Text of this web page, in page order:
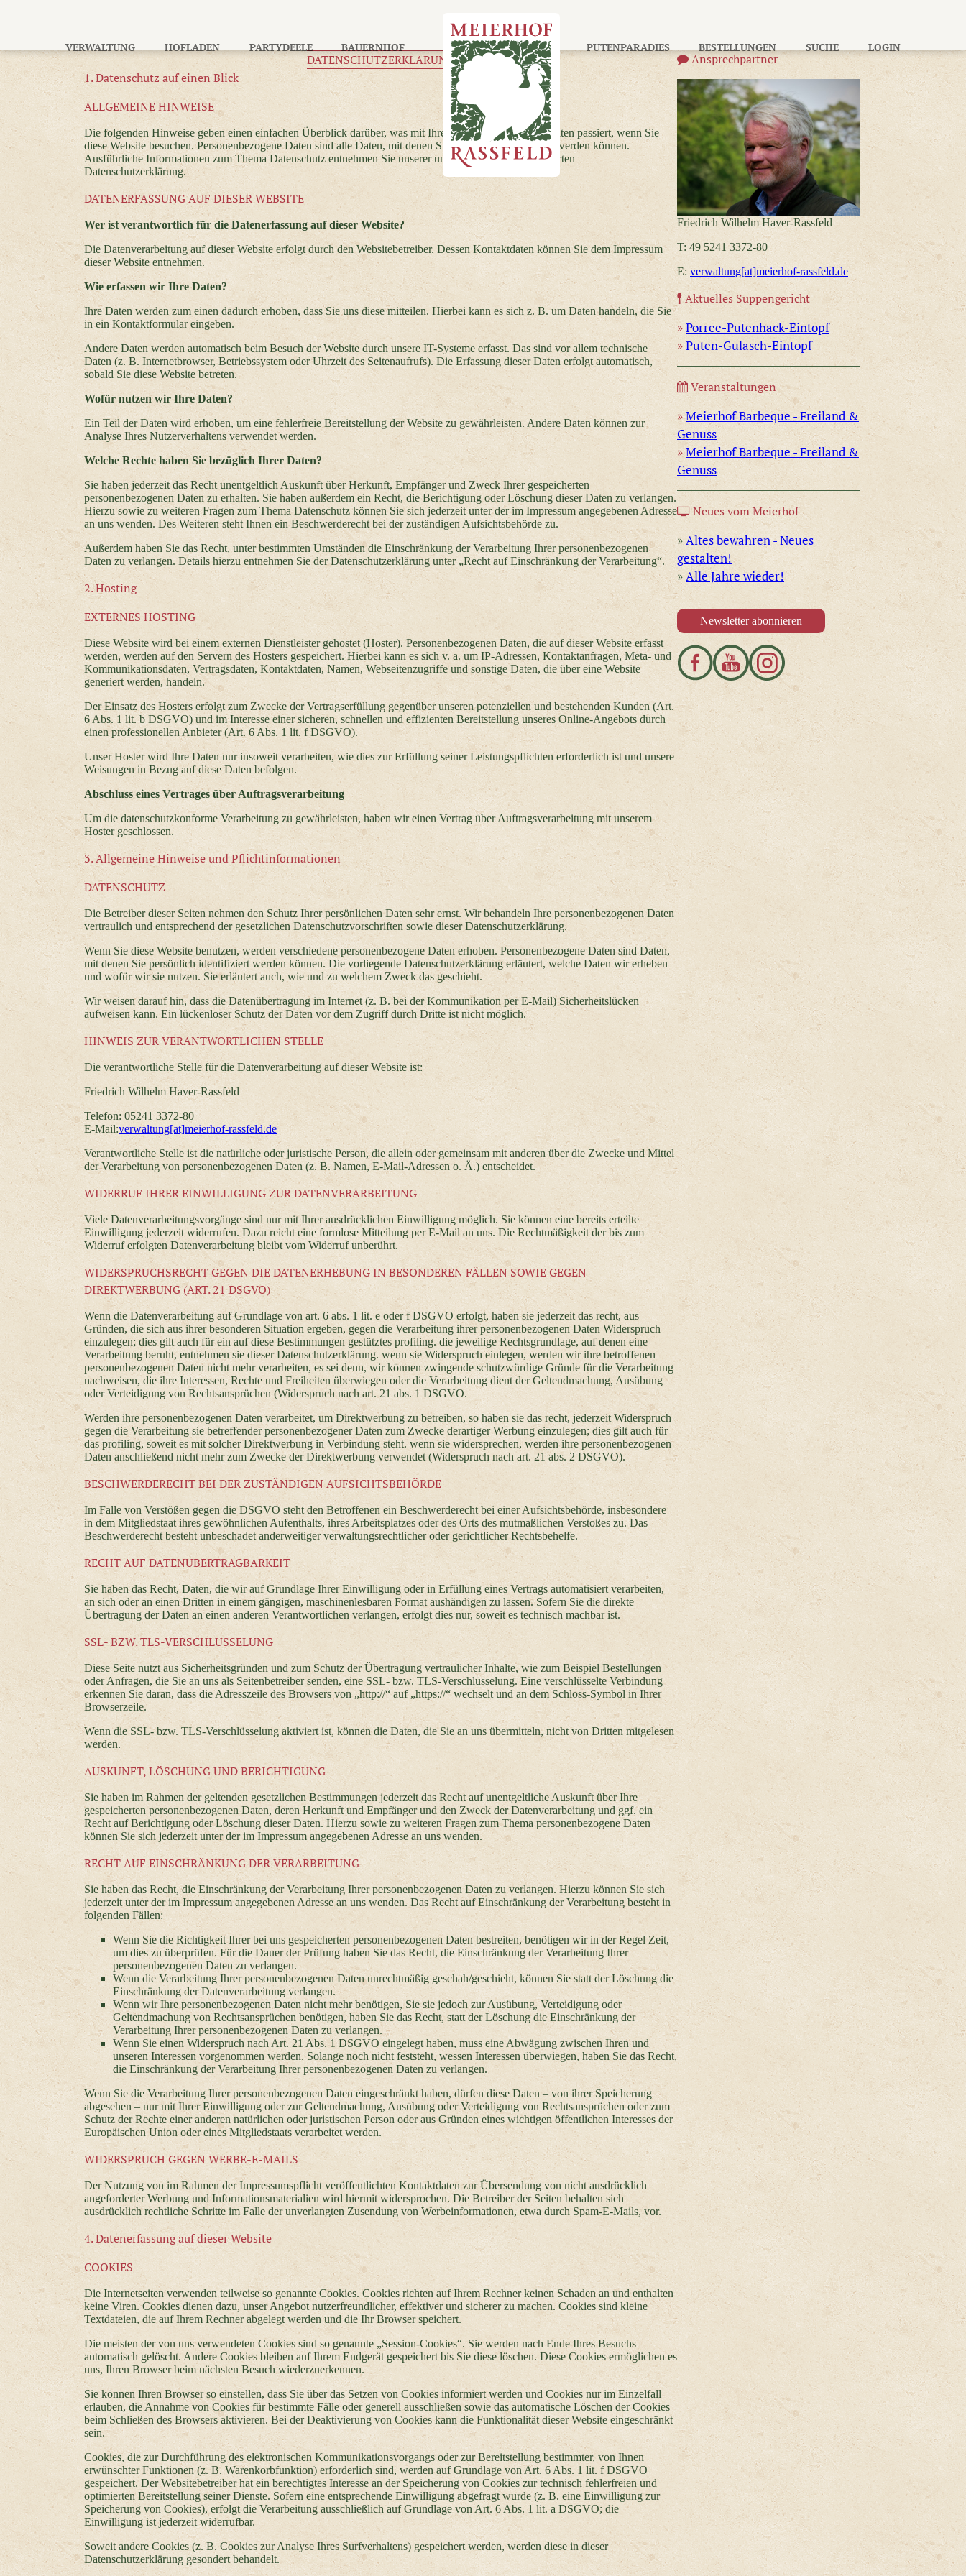
VERWALTUNG HOFLADEN PARTYDEELE BAUERNHOF PUTENPARADIES BESTELLUNGEN SUCHE LOGIN
DATENSCHUTZERKLÄRUNG
1. Datenschutz auf einen Blick
ALLGEMEINE HINWEISE
Die folgenden Hinweise geben einen einfachen Überblick darüber, was mit Ihren personenbezogenen Daten passiert, wenn Sie
diese Website besuchen. Personenbezogene Daten sind alle Daten, mit denen Sie persönlich identifiziert werden können.
Ausführliche Informationen zum Thema Datenschutz entnehmen Sie unserer unter diesem Text aufgeführten
Datenschutzerklärung.
DATENERFASSUNG AUF DIESER WEBSITE
Wer ist verantwortlich für die Datenerfassung auf dieser Website?
Die Datenverarbeitung auf dieser Website erfolgt durch den Websitebetreiber. Dessen Kontaktdaten können Sie dem Impressum
dieser Website entnehmen.
Wie erfassen wir Ihre Daten?
Ihre Daten werden zum einen dadurch erhoben, dass Sie uns diese mitteilen. Hierbei kann es sich z. B. um Daten handeln, die Sie
in ein Kontaktformular eingeben.
Andere Daten werden automatisch beim Besuch der Website durch unsere IT-Systeme erfasst. Das sind vor allem technische
Daten (z. B. Internetbrowser, Betriebssystem oder Uhrzeit des Seitenaufrufs). Die Erfassung dieser Daten erfolgt automatisch,
sobald Sie diese Website betreten.
Wofür nutzen wir Ihre Daten?
Ein Teil der Daten wird erhoben, um eine fehlerfreie Bereitstellung der Website zu gewährleisten. Andere Daten können zur
Analyse Ihres Nutzerverhaltens verwendet werden.
Welche Rechte haben Sie bezüglich Ihrer Daten?
Sie haben jederzeit das Recht unentgeltlich Auskunft über Herkunft, Empfänger und Zweck Ihrer gespeicherten
personenbezogenen Daten zu erhalten. Sie haben außerdem ein Recht, die Berichtigung oder Löschung dieser Daten zu verlangen.
Hierzu sowie zu weiteren Fragen zum Thema Datenschutz können Sie sich jederzeit unter der im Impressum angegebenen Adresse
an uns wenden. Des Weiteren steht Ihnen ein Beschwerderecht bei der zuständigen Aufsichtsbehörde zu.
Außerdem haben Sie das Recht, unter bestimmten Umständen die Einschränkung der Verarbeitung Ihrer personenbezogenen
Daten zu verlangen. Details hierzu entnehmen Sie der Datenschutzerklärung unter „Recht auf Einschränkung der Verarbeitung“.
2. Hosting
EXTERNES HOSTING
Diese Website wird bei einem externen Dienstleister gehostet (Hoster). Personenbezogenen Daten, die auf dieser Website erfasst
werden, werden auf den Servern des Hosters gespeichert. Hierbei kann es sich v. a. um IP-Adressen, Kontaktanfragen, Meta- und
Kommunikationsdaten, Vertragsdaten, Kontaktdaten, Namen, Webseitenzugriffe und sonstige Daten, die über eine Website
generiert werden, handeln.
Der Einsatz des Hosters erfolgt zum Zwecke der Vertragserfüllung gegenüber unseren potenziellen und bestehenden Kunden (Art.
6 Abs. 1 lit. b DSGVO) und im Interesse einer sicheren, schnellen und effizienten Bereitstellung unseres Online-Angebots durch
einen professionellen Anbieter (Art. 6 Abs. 1 lit. f DSGVO).
Unser Hoster wird Ihre Daten nur insoweit verarbeiten, wie dies zur Erfüllung seiner Leistungspflichten erforderlich ist und unsere
Weisungen in Bezug auf diese Daten befolgen.
Abschluss eines Vertrages über Auftragsverarbeitung
Um die datenschutzkonforme Verarbeitung zu gewährleisten, haben wir einen Vertrag über Auftragsverarbeitung mit unserem
Hoster geschlossen.
3. Allgemeine Hinweise und Pflichtinformationen
DATENSCHUTZ
Die Betreiber dieser Seiten nehmen den Schutz Ihrer persönlichen Daten sehr ernst. Wir behandeln Ihre personenbezogenen Daten
vertraulich und entsprechend der gesetzlichen Datenschutzvorschriften sowie dieser Datenschutzerklärung.
Wenn Sie diese Website benutzen, werden verschiedene personenbezogene Daten erhoben. Personenbezogene Daten sind Daten,
mit denen Sie persönlich identifiziert werden können. Die vorliegende Datenschutzerklärung erläutert, welche Daten wir erheben
und wofür wir sie nutzen. Sie erläutert auch, wie und zu welchem Zweck das geschieht.
Wir weisen darauf hin, dass die Datenübertragung im Internet (z. B. bei der Kommunikation per E-Mail) Sicherheitslücken
aufweisen kann. Ein lückenloser Schutz der Daten vor dem Zugriff durch Dritte ist nicht möglich.
HINWEIS ZUR VERANTWORTLICHEN STELLE
Die verantwortliche Stelle für die Datenverarbeitung auf dieser Website ist:
Friedrich Wilhelm Haver-Rassfeld
Telefon: 05241 3372-80
E-Mail:verwaltung[at]meierhof-rassfeld.de
Verantwortliche Stelle ist die natürliche oder juristische Person, die allein oder gemeinsam mit anderen über die Zwecke und Mittel
der Verarbeitung von personenbezogenen Daten (z. B. Namen, E-Mail-Adressen o. Ä.) entscheidet.
WIDERRUF IHRER EINWILLIGUNG ZUR DATENVERARBEITUNG
Viele Datenverarbeitungsvorgänge sind nur mit Ihrer ausdrücklichen Einwilligung möglich. Sie können eine bereits erteilte
Einwilligung jederzeit widerrufen. Dazu reicht eine formlose Mitteilung per E-Mail an uns. Die Rechtmäßigkeit der bis zum
Widerruf erfolgten Datenverarbeitung bleibt vom Widerruf unberührt.
WIDERSPRUCHSRECHT GEGEN DIE DATENERHEBUNG IN BESONDEREN FÄLLEN SOWIE GEGEN
DIREKTWERBUNG (ART. 21 DSGVO)
Wenn die Datenverarbeitung auf Grundlage von art. 6 abs. 1 lit. e oder f DSGVO erfolgt, haben sie jederzeit das recht, aus
Gründen, die sich aus ihrer besonderen Situation ergeben, gegen die Verarbeitung ihrer personenbezogenen Daten Widerspruch
einzulegen; dies gilt auch für ein auf diese Bestimmungen gestütztes profiling. die jeweilige Rechtsgrundlage, auf denen eine
Verarbeitung beruht, entnehmen sie dieser Datenschutzerklärung. wenn sie Widerspruch einlegen, werden wir ihre betroffenen
personenbezogenen Daten nicht mehr verarbeiten, es sei denn, wir können zwingende schutzwürdige Gründe für die Verarbeitung
nachweisen, die ihre Interessen, Rechte und Freiheiten überwiegen oder die Verarbeitung dient der Geltendmachung, Ausübung
oder Verteidigung von Rechtsansprüchen (Widerspruch nach art. 21 abs. 1 DSGVO.
Werden ihre personenbezogenen Daten verarbeitet, um Direktwerbung zu betreiben, so haben sie das recht, jederzeit Widerspruch
gegen die Verarbeitung sie betreffender personenbezogener Daten zum Zwecke derartiger Werbung einzulegen; dies gilt auch für
das profiling, soweit es mit solcher Direktwerbung in Verbindung steht. wenn sie widersprechen, werden ihre personenbezogenen
Daten anschließend nicht mehr zum Zwecke der Direktwerbung verwendet (Widerspruch nach art. 21 abs. 2 DSGVO).
BESCHWERDERECHT BEI DER ZUSTÄNDIGEN AUFSICHTSBEHÖRDE
Im Falle von Verstößen gegen die DSGVO steht den Betroffenen ein Beschwerderecht bei einer Aufsichtsbehörde, insbesondere
in dem Mitgliedstaat ihres gewöhnlichen Aufenthalts, ihres Arbeitsplatzes oder des Orts des mutmaßlichen Verstoßes zu. Das
Beschwerderecht besteht unbeschadet anderweitiger verwaltungsrechtlicher oder gerichtlicher Rechtsbehelfe.
RECHT AUF DATENÜBERTRAGBARKEIT
Sie haben das Recht, Daten, die wir auf Grundlage Ihrer Einwilligung oder in Erfüllung eines Vertrags automatisiert verarbeiten,
an sich oder an einen Dritten in einem gängigen, maschinenlesbaren Format aushändigen zu lassen. Sofern Sie die direkte
Übertragung der Daten an einen anderen Verantwortlichen verlangen, erfolgt dies nur, soweit es technisch machbar ist.
SSL- BZW. TLS-VERSCHLÜSSELUNG
Diese Seite nutzt aus Sicherheitsgründen und zum Schutz der Übertragung vertraulicher Inhalte, wie zum Beispiel Bestellungen
oder Anfragen, die Sie an uns als Seitenbetreiber senden, eine SSL- bzw. TLS-Verschlüsselung. Eine verschlüsselte Verbindung
erkennen Sie daran, dass die Adresszeile des Browsers von „http://“ auf „https://“ wechselt und an dem Schloss-Symbol in Ihrer
Browserzeile.
Wenn die SSL- bzw. TLS-Verschlüsselung aktiviert ist, können die Daten, die Sie an uns übermitteln, nicht von Dritten mitgelesen
werden.
AUSKUNFT, LÖSCHUNG UND BERICHTIGUNG
Sie haben im Rahmen der geltenden gesetzlichen Bestimmungen jederzeit das Recht auf unentgeltliche Auskunft über Ihre
gespeicherten personenbezogenen Daten, deren Herkunft und Empfänger und den Zweck der Datenverarbeitung und ggf. ein
Recht auf Berichtigung oder Löschung dieser Daten. Hierzu sowie zu weiteren Fragen zum Thema personenbezogene Daten
können Sie sich jederzeit unter der im Impressum angegebenen Adresse an uns wenden.
RECHT AUF EINSCHRÄNKUNG DER VERARBEITUNG
Sie haben das Recht, die Einschränkung der Verarbeitung Ihrer personenbezogenen Daten zu verlangen. Hierzu können Sie sich
jederzeit unter der im Impressum angegebenen Adresse an uns wenden. Das Recht auf Einschränkung der Verarbeitung besteht in
folgenden Fällen:
Wenn Sie die Richtigkeit Ihrer bei uns gespeicherten personenbezogenen Daten bestreiten, benötigen wir in der Regel Zeit,
um dies zu überprüfen. Für die Dauer der Prüfung haben Sie das Recht, die Einschränkung der Verarbeitung Ihrer
personenbezogenen Daten zu verlangen.
Wenn die Verarbeitung Ihrer personenbezogenen Daten unrechtmäßig geschah/geschieht, können Sie statt der Löschung die
Einschränkung der Datenverarbeitung verlangen.
Wenn wir Ihre personenbezogenen Daten nicht mehr benötigen, Sie sie jedoch zur Ausübung, Verteidigung oder
Geltendmachung von Rechtsansprüchen benötigen, haben Sie das Recht, statt der Löschung die Einschränkung der
Verarbeitung Ihrer personenbezogenen Daten zu verlangen.
Wenn Sie einen Widerspruch nach Art. 21 Abs. 1 DSGVO eingelegt haben, muss eine Abwägung zwischen Ihren und
unseren Interessen vorgenommen werden. Solange noch nicht feststeht, wessen Interessen überwiegen, haben Sie das Recht,
die Einschränkung der Verarbeitung Ihrer personenbezogenen Daten zu verlangen.
Wenn Sie die Verarbeitung Ihrer personenbezogenen Daten eingeschränkt haben, dürfen diese Daten – von ihrer Speicherung
abgesehen – nur mit Ihrer Einwilligung oder zur Geltendmachung, Ausübung oder Verteidigung von Rechtsansprüchen oder zum
Schutz der Rechte einer anderen natürlichen oder juristischen Person oder aus Gründen eines wichtigen öffentlichen Interesses der
Europäischen Union oder eines Mitgliedstaats verarbeitet werden.
WIDERSPRUCH GEGEN WERBE-E-MAILS
Der Nutzung von im Rahmen der Impressumspflicht veröffentlichten Kontaktdaten zur Übersendung von nicht ausdrücklich
angeforderter Werbung und Informationsmaterialien wird hiermit widersprochen. Die Betreiber der Seiten behalten sich
ausdrücklich rechtliche Schritte im Falle der unverlangten Zusendung von Werbeinformationen, etwa durch Spam-E-Mails, vor.
4. Datenerfassung auf dieser Website
COOKIES
Die Internetseiten verwenden teilweise so genannte Cookies. Cookies richten auf Ihrem Rechner keinen Schaden an und enthalten
keine Viren. Cookies dienen dazu, unser Angebot nutzerfreundlicher, effektiver und sicherer zu machen. Cookies sind kleine
Textdateien, die auf Ihrem Rechner abgelegt werden und die Ihr Browser speichert.
Die meisten der von uns verwendeten Cookies sind so genannte „Session-Cookies“. Sie werden nach Ende Ihres Besuchs
automatisch gelöscht. Andere Cookies bleiben auf Ihrem Endgerät gespeichert bis Sie diese löschen. Diese Cookies ermöglichen es
uns, Ihren Browser beim nächsten Besuch wiederzuerkennen.
Sie können Ihren Browser so einstellen, dass Sie über das Setzen von Cookies informiert werden und Cookies nur im Einzelfall
erlauben, die Annahme von Cookies für bestimmte Fälle oder generell ausschließen sowie das automatische Löschen der Cookies
beim Schließen des Browsers aktivieren. Bei der Deaktivierung von Cookies kann die Funktionalität dieser Website eingeschränkt
sein.
Cookies, die zur Durchführung des elektronischen Kommunikationsvorgangs oder zur Bereitstellung bestimmter, von Ihnen
erwünschter Funktionen (z. B. Warenkorbfunktion) erforderlich sind, werden auf Grundlage von Art. 6 Abs. 1 lit. f DSGVO
gespeichert. Der Websitebetreiber hat ein berechtigtes Interesse an der Speicherung von Cookies zur technisch fehlerfreien und
optimierten Bereitstellung seiner Dienste. Sofern eine entsprechende Einwilligung abgefragt wurde (z. B. eine Einwilligung zur
Speicherung von Cookies), erfolgt die Verarbeitung ausschließlich auf Grundlage von Art. 6 Abs. 1 lit. a DSGVO; die
Einwilligung ist jederzeit widerrufbar.
Soweit andere Cookies (z. B. Cookies zur Analyse Ihres Surfverhaltens) gespeichert werden, werden diese in dieser
Datenschutzerklärung gesondert behandelt.
Ansprechpartner
Friedrich Wilhelm Haver-Rassfeld
T: 49 5241 3372-80
E: verwaltung[at]meierhof-rassfeld.de
Aktuelles Suppengericht
Porree-Putenhack-Eintopf
Puten-Gulasch-Eintopf
Veranstaltungen
Meierhof Barbeque - Freiland &
Genuss
Meierhof Barbeque - Freiland &
Genuss
Neues vom Meierhof
Altes bewahren - Neues
gestalten!
Alle Jahre wieder!
Newsletter abonnieren